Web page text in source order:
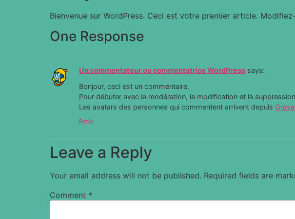
Bienvenue sur WordPress. Ceci est votre premier article.
One Response
Un commentateur ou commentatrice WordPress says:
Bonjour, ceci est un commentaire.
Pour débuter avec la modération, la modification et la
Les avatars des personnes qui commentent arrivent depuis
Reply
Leave a Reply
Your email address will not be published. Required fields are
Comment *